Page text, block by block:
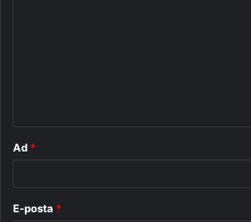
Ad *
E-posta *